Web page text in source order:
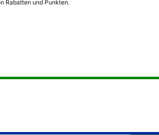
Rabatten und Punkten.